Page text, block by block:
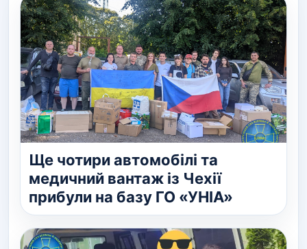
Ще чотири автомобілі та
медичний вантаж із Чехії
прибули на базу ГО «УНІА»